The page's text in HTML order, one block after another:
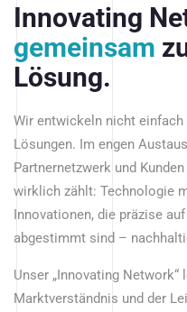
Innovating
gemeinsam
Lösung.
Wir entwickeln nicht
Lösungen. Im engen
Partnernetzwerk und
wirklich zählt: Technologie
Innovationen, die präzise
abgestimmt sind –
Unser „Innovating
Marktverständnis und der